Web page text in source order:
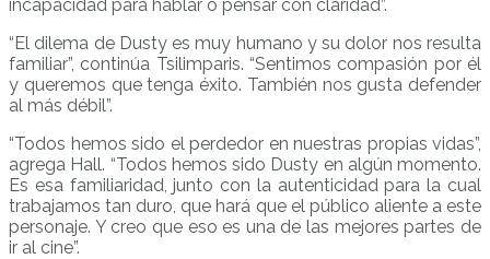
incapacidad para hablar o pensar con claridad”.
“El dilema de Dusty es muy humano y su dolor nos resulta
familiar”, continúa Tsilimparis. “Sentimos compasión por él
y queremos que tenga éxito. También nos gusta defender
al más débil”.
“Todos hemos sido el perdedor en nuestras propias vidas”,
agrega Hall. “Todos hemos sido Dusty en algún momento.
Es esa familiaridad, junto con la autenticidad para la cual
trabajamos tan duro, que hará que el público aliente a este
personaje. Y creo que eso es una de las mejores partes de
ir al cine”.